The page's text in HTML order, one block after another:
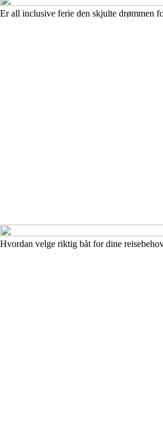
Er all inclusive ferie den skjulte drømmen
Hvordan velge riktig båt for dine